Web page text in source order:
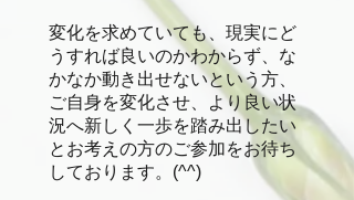
変化を求めていても、現実にど
うすれば良いのかわからず、な
かなか動き出せないという方、
ご自身を変化させ、より良い状
況へ新しく一歩を踏み出したい
とお考えの方のご参加をお待ち
しております。(^^)